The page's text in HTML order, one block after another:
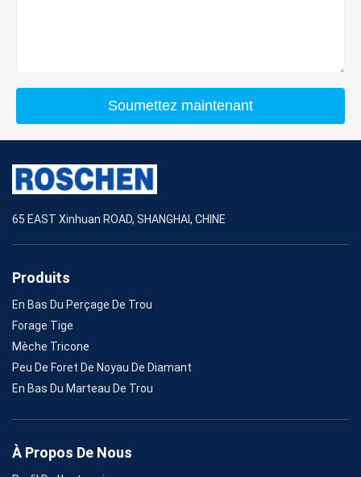
Soumettez maintenant
65 EAST Xinhuan ROAD, SHANGHAI, CHINE
Produits
En Bas Du Perçage De Trou
Forage Tige
Mèche Tricone
Peu De Foret De Noyau De Diamant
En Bas Du Marteau De Trou
À Propos De Nous